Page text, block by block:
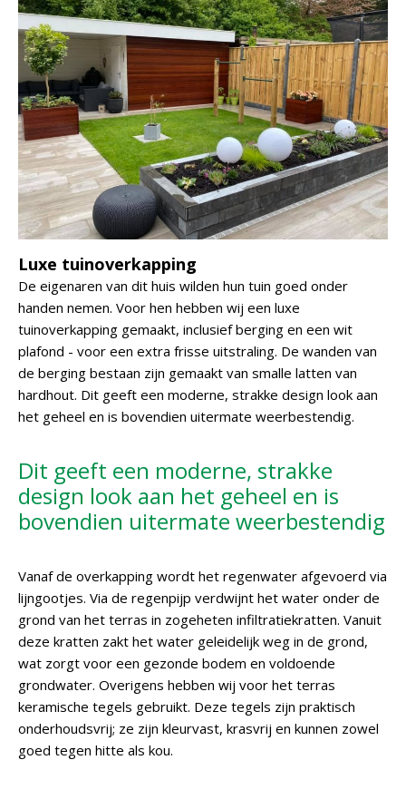
Luxe tuinoverkapping
De eigenaren van dit huis wilden hun tuin goed onder
handen nemen. Voor hen hebben wij een luxe
tuinoverkapping gemaakt, inclusief berging en een wit
plafond - voor een extra frisse uitstraling. De wanden van
de berging bestaan zijn gemaakt van smalle latten van
hardhout. Dit geeft een moderne, strakke design look aan
het geheel en is bovendien uitermate weerbestendig.
Dit geeft een moderne, strakke
design look aan het geheel en is
bovendien uitermate weerbestendig
Vanaf de overkapping wordt het regenwater afgevoerd via
lijngootjes. Via de regenpijp verdwijnt het water onder de
grond van het terras in zogeheten infiltratiekratten. Vanuit
deze kratten zakt het water geleidelijk weg in de grond,
wat zorgt voor een gezonde bodem en voldoende
grondwater. Overigens hebben wij voor het terras
keramische tegels gebruikt. Deze tegels zijn praktisch
onderhoudsvrij; ze zijn kleurvast, krasvrij en kunnen zowel
goed tegen hitte als kou.